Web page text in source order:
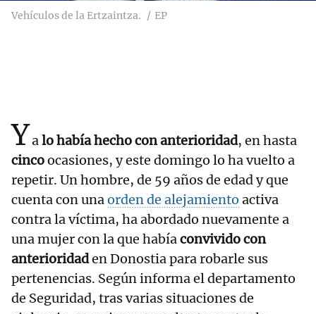
Vehículos de la Ertzaintza. EP
Yalo había hecho con anterioridad, en hasta
cincoocasiones, y este domingo lo ha vuelto a
repetir. Un hombre, de 59 años de edad y que
cuenta con unaorden de alejamiento activa
contra la víctima, ha abordado nuevamente a
una mujer con la que habíaconvivido con
anterioridaden Donostia para robarle sus
pertenencias. Según informa el departamento
de Seguridad, tras varias situaciones de